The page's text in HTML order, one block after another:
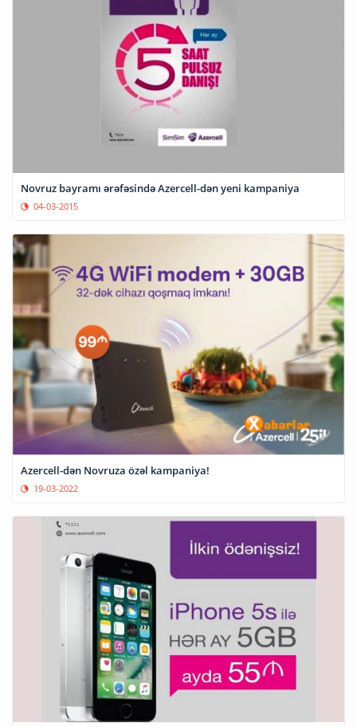
Novruz bayramı ərəfəsində Azercell-dən yeni kampaniya
04-03-2015
Azercell-dən Novruza özəl kampaniya!
19-03-2022